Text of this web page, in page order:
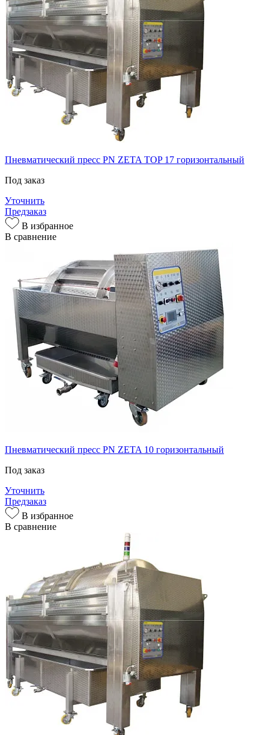
Пневматический пресс PN ZETA TOP 17 горизонтальный
Под заказ
Уточнить
Предзаказ
В избранное
В сравнение
Пневматический пресс PN ZETA 10 горизонтальный
Под заказ
Уточнить
Предзаказ
В избранное
В сравнение